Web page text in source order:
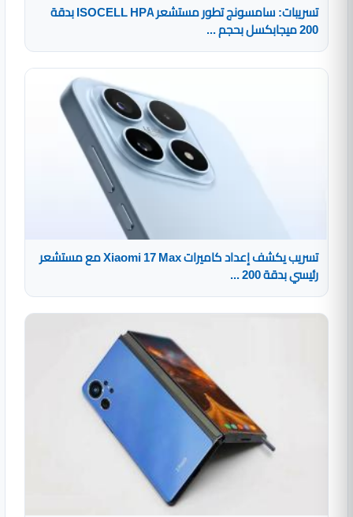
تسريبات: سامسونج تطور مستشعر ISOCELL HPA بدقة
200 ميجابكسل بحجم ...
تسريب يكشف إعداد كاميرات Xiaomi 17 Max مع مستشعر
رئيسي بدقة 200 ...